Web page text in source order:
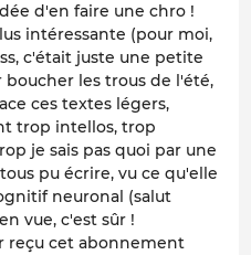
d'en faire une chro !
intéressante (pour moi,
c'était juste une petite
les trous de l'été,
ces textes légers,
trop intellos, trop
je sais pas quoi par une
pu écrire, vu ce qu'elle
neuronal (salut
vue, c'est sûr !
reçu cet abonnement